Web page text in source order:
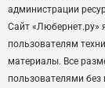
администрации
Сайт «Любернет.ру»
пользователям
материалы. Все
пользователями без